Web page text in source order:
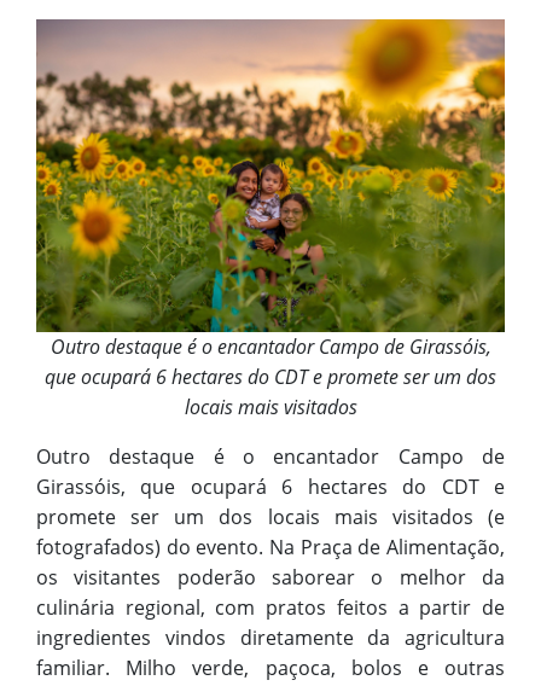
Outro destaque é o encantador Campo de Girassóis,
que ocupará 6 hectares do CDT e promete ser um dos
locais mais visitados
Outro destaque é o encantador Campo de
Girassóis, que ocupará 6 hectares do CDT e
promete ser um dos locais mais visitados (e
fotografados) do evento. Na Praça de Alimentação,
os visitantes poderão saborear o melhor da
culinária regional, com pratos feitos a partir de
ingredientes vindos diretamente da agricultura
familiar. Milho verde, paçoca, bolos e outras